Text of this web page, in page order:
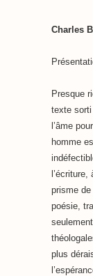
Charles
Presque
texte sorti
l’âme
homme
prisme
poésie,
plus